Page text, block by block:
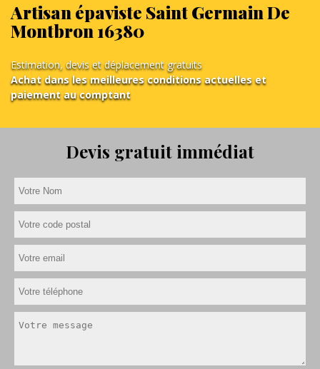
Artisan épaviste Saint Germain De
Montbron 16380
Estimation, devis et déplacement gratuits
Achat dans les meilleures conditions actuelles et
paiement au comptant
Devis gratuit immédiat